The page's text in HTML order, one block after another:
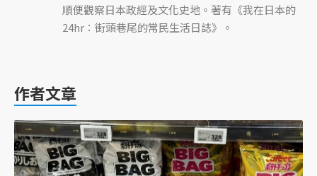
順便觀察日本政經及文化史地。著有《我在日本的
24hr：街頭巷尾的常民生活日誌》。
作者文章